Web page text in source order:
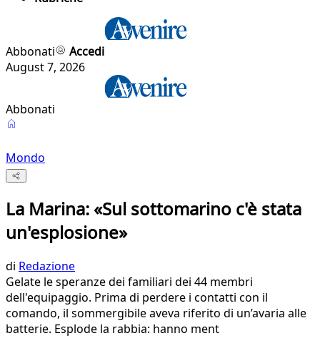
Abbonati
Accedi
August 7, 2026
Abbonati
Mondo
La Marina: «Sul sottomarino c'è stata
un'esplosione»
di Redazione
Gelate le speranze dei familiari dei 44 membri
dell'equipaggio. Prima di perdere i contatti con il
comando, il sommergibile aveva riferito di un’avaria alle
batterie. Esplode la rabbia: hanno ment